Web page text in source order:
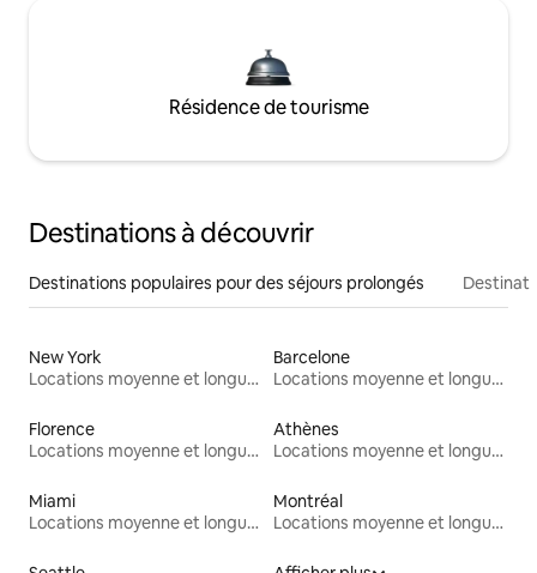
Résidence de tourisme
Destinations à découvrir
Destinations populaires pour des séjours prolongés
New York
Locations moyenne et longue durée
Barcelone
Locations moyenne et longue durée
Florence
Locations moyenne et longue durée
Athènes
Locations moyenne et longue durée
Miami
Locations moyenne et longue durée
Montréal
Locations moyenne et longue durée